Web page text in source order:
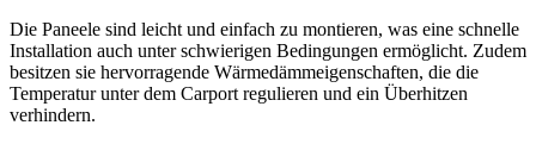
Die Paneele sind leicht und einfach zu montieren, was eine schnelle
Installation auch unter schwierigen Bedingungen ermöglicht. Zudem
besitzen sie hervorragende Wärmedämmeigenschaften, die die
Temperatur unter dem Carport regulieren und ein Überhitzen
verhindern.